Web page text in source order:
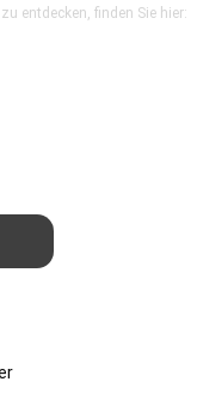
entdecken, finden Sie hier: